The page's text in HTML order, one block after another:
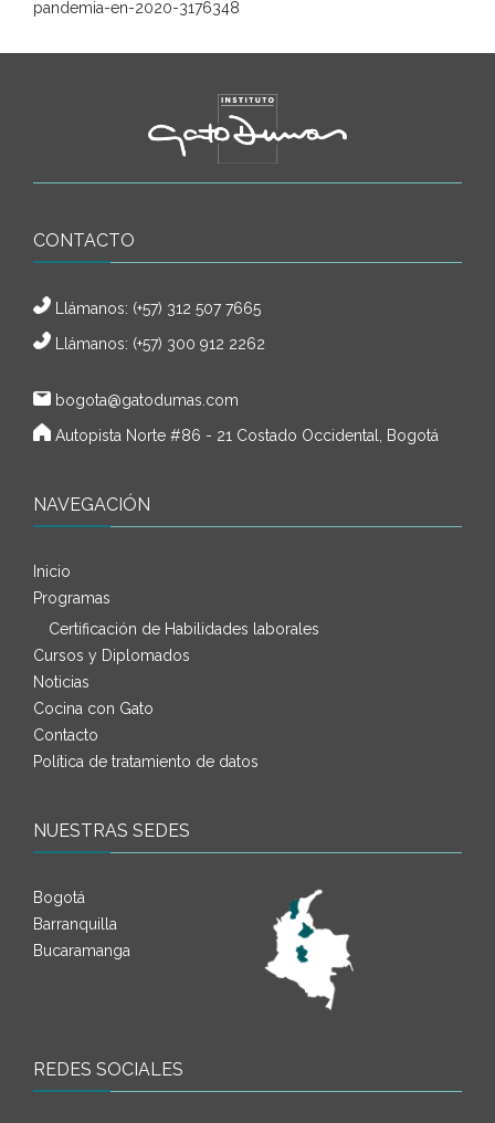
pandemia-en-2020-3176348
CONTACTO
Llámanos: (+57) 312 507 7665
Llámanos: (+57) 300 912 2262
bogota@gatodumas.com
Autopista Norte #86 - 21 Costado Occidental, Bogotá
NAVEGACIÓN
Inicio
Programas
Certificación de Habilidades laborales
Cursos y Diplomados
Noticias
Cocina con Gato
Contacto
Política de tratamiento de datos
NUESTRAS SEDES
Bogotá
Barranquilla
Bucaramanga
REDES SOCIALES